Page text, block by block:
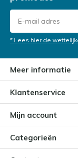
* Lees hier de
Meer informatie
Klantenservice
Mijn account
Categorieën